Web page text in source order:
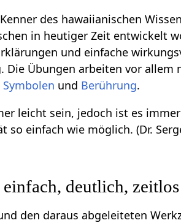
des hawaiianischen
in heutiger Zeit entwickelt
und einfache
Die Übungen arbeiten vor allem
Symbolen und Berührung.
leicht sein, jedoch ist es
so einfach wie möglich. (Dr.
deutlich, zeitlos
den daraus abgeleiteten